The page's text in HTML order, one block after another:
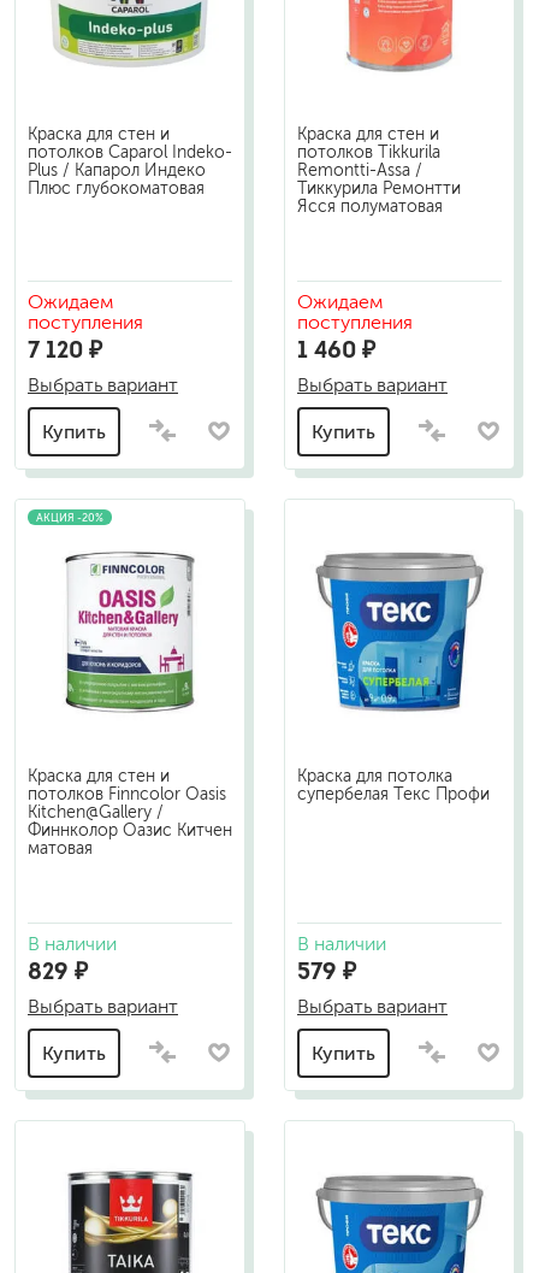
Краска для стен и
потолков Caparol Indeko-
Plus / Капарол Индеко
Плюс глубокоматовая
Ожидаем
поступления
7 120 ₽
Выбрать вариант
Купить
Краска для стен и
потолков Tikkurila
Remontti-Assa /
Тиккурила Ремонтти
Ясся полуматовая
Ожидаем
поступления
1 460 ₽
Выбрать вариант
Купить
АКЦИЯ -20%
Краска для стен и
потолков Finncolor Oasis
Kitchen@Gallery /
Финнколор Оазис Китчен
матовая
В наличии
829 ₽
Выбрать вариант
Купить
Краска для потолка
супербелая Текс Профи
В наличии
579 ₽
Выбрать вариант
Купить